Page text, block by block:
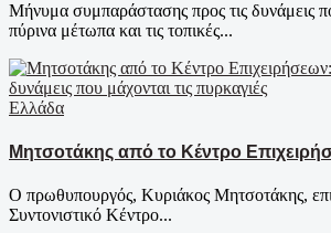
Μήνυμα συμπαράστασης προς τις δυνάμεις
πύρινα μέτωπα και τις τοπικές...
Ελλάδα
Μητσοτάκης από το Κέντρο
Ο πρωθυπουργός, Κυριάκος Μητσοτάκης,
Συντονιστικό Κέντρο...